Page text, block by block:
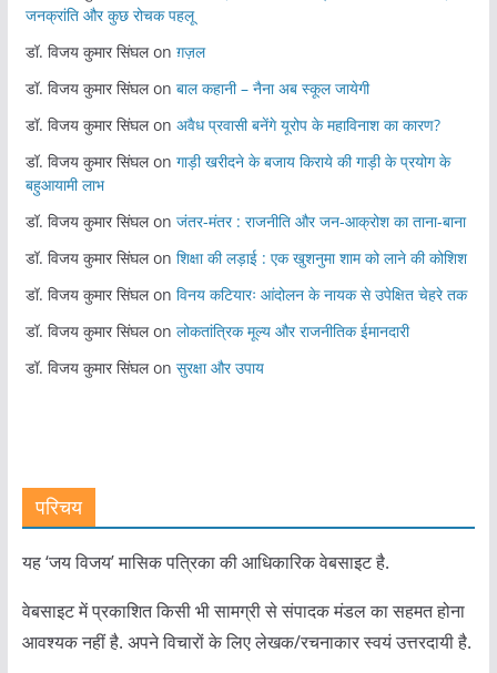
जनक्रांति और कुछ रोचक पहलू
डॉ. विजय कुमार सिंघलon ग़ज़ल
डॉ. विजय कुमार सिंघलon बाल कहानी – नैना अब स्कूल जायेगी
डॉ. विजय कुमार सिंघलon अवैध प्रवासी बनेंगे यूरोप के महाविनाश का कारण?
डॉ. विजय कुमार सिंघलon गाड़ी खरीदने के बजाय किराये की गाड़ी के प्रयोग के
बहुआयामी लाभ
डॉ. विजय कुमार सिंघलon जंतर-मंतर : राजनीति और जन-आक्रोश का ताना-बाना
डॉ. विजय कुमार सिंघलon शिक्षा की लड़ाई : एक खुशनुमा शाम को लाने की कोशिश
डॉ. विजय कुमार सिंघलon विनय कटियारः आंदोलन के नायक से उपेक्षित चेहरे तक
डॉ. विजय कुमार सिंघलon लोकतांत्रिक मूल्य और राजनीतिक ईमानदारी
डॉ. विजय कुमार सिंघलon सुरक्षा और उपाय
परिचय
यह ‘जय विजय’ मासिक पत्रिका की आधिकारिक वेबसाइट है.
वेबसाइट में प्रकाशित किसी भी सामग्री से संपादक मंडल का सहमत होना
आवश्यक नहीं है. अपने विचारों के लिए लेखक/रचनाकार स्वयं उत्तरदायी है.